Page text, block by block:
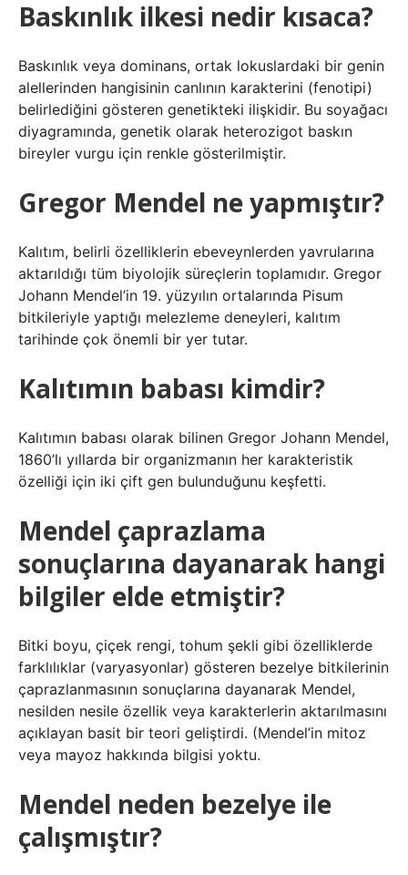
Baskınlık ilkesi nedir kısaca?
Baskınlık veya dominans, ortak lokuslardaki bir genin
alellerinden hangisinin canlının karakterini (fenotipi)
belirlediğini gösteren genetikteki ilişkidir. Bu soyağacı
diyagramında, genetik olarak heterozigot baskın
bireyler vurgu için renkle gösterilmiştir.
Gregor Mendel ne yapmıştır?
Kalıtım, belirli özelliklerin ebeveynlerden yavrularına
aktarıldığı tüm biyolojik süreçlerin toplamıdır. Gregor
Johann Mendel’in 19. yüzyılın ortalarında Pisum
bitkileriyle yaptığı melezleme deneyleri, kalıtım
tarihinde çok önemli bir yer tutar.
Kalıtımın babası kimdir?
Kalıtımın babası olarak bilinen Gregor Johann Mendel,
1860’lı yıllarda bir organizmanın her karakteristik
özelliği için iki çift gen bulunduğunu keşfetti.
Mendel çaprazlama
sonuçlarına dayanarak hangi
bilgiler elde etmiştir?
Bitki boyu, çiçek rengi, tohum şekli gibi özelliklerde
farklılıklar (varyasyonlar) gösteren bezelye bitkilerinin
çaprazlanmasının sonuçlarına dayanarak Mendel,
nesilden nesile özellik veya karakterlerin aktarılmasını
açıklayan basit bir teori geliştirdi. (Mendel’in mitoz
veya mayoz hakkında bilgisi yoktu.
Mendel neden bezelye ile
çalışmıştır?